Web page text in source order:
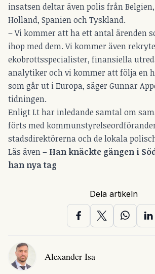
insatsen deltar även polis från
Holland, Spanien och Tyskland.
– Vi kommer att ha ett antal ärenden
ihop med dem. Vi kommer även
ekobrottsspecialister, finansiella
analytiker och vi kommer att följa en
som går ut i Europa, säger Gunnar
tidningen.
Enligt Lt har inledande samtal om
förts med
stadsdirektörerna och de lokala
Läs även – Han knäckte gängen i
han nya tag
Dela artikeln
Alexander Isa